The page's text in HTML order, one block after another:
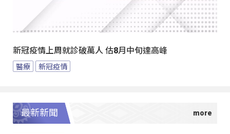
新冠疫情上周就診破萬人 估8月中旬達高峰
醫療 新冠疫情
最新新聞